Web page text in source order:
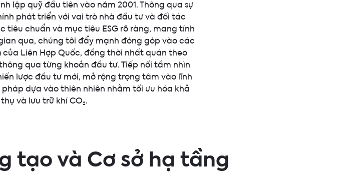
lập quỹ đầu tiên vào năm 2001. Thông qua sự
phát triển với vai trò nhà đầu tư và đối tác
tiêu chuẩn và mục tiêu ESG rõ ràng, mang tính
qua, chúng tôi đẩy mạnh đóng góp vào các
của Liên Hợp Quốc, đồng thời nhất quán theo
qua từng khoản đầu tư. Tiếp nối tầm nhìn
lược đầu tư mới, mở rộng trọng tâm vào lĩnh
dựa vào thiên nhiên nhằm tối ưu hóa khả
và lưu trữ khí CO₂.
tạo và Cơ sở hạ tầng